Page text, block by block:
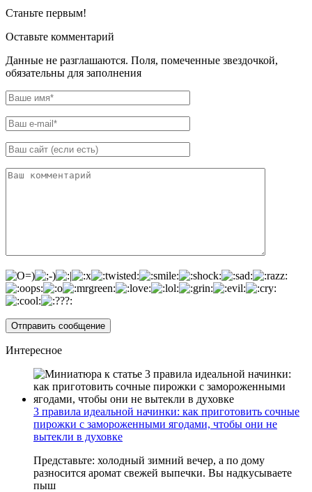
Станьте первым!
Оставьте комментарий
Данные не разглашаются. Поля, помеченные звездочкой,
обязательны для заполнения
Интересное
3 правила идеальной начинки: как приготовить сочные
пирожки с замороженными ягодами, чтобы они не
вытекли в духовке
Представьте: холодный зимний вечер, а по дому
разносится аромат свежей выпечки. Вы надкусываете
пыш